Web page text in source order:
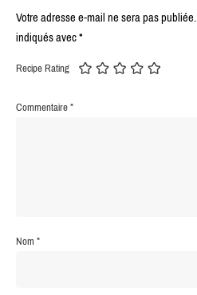
Votre adresse e-mail ne sera pas publiée.
indiqués avec*
Recipe Rating
Commentaire*
Nom*